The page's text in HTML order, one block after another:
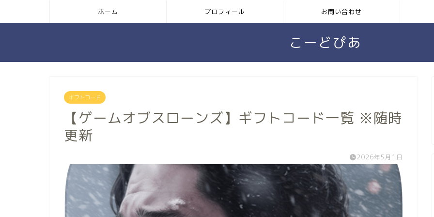
ホーム プロフィール お問い合わせ
こーどぴあ
ギフトコード
【ゲームオブスローンズ】ギフトコード一覧 ※随時
更新
2026年5月1日